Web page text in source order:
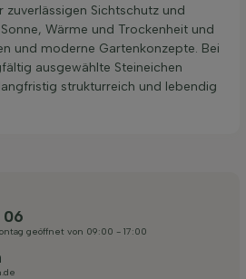
Sichtschutz und
Wärme und Trockenheit und
und moderne Gartenkonzepte. Bei
ausgewählte Steineichen
strukturreich und lebendig
06
geöffnet von 09:00 - 17:00